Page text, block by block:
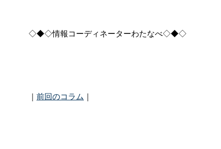
◇◆◇情報コーディネーターわたなべ◇◆◇
｜ 前回のコラム ｜